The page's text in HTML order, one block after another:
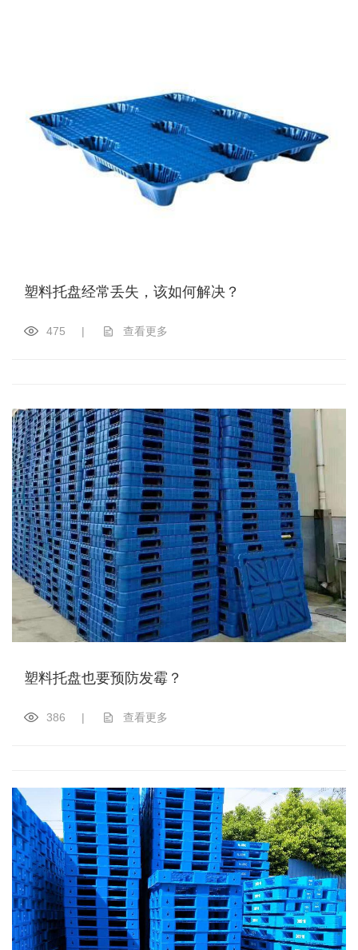
塑料托盘经常丢失，该如何解决？
475 | 查看更多
塑料托盘也要预防发霉？
386 | 查看更多